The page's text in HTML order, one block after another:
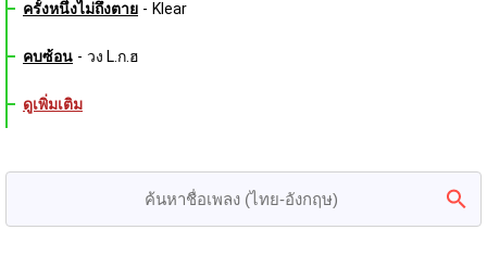
ครั้งหนึ่งไม่ถึงตาย - Klear
คบซ้อน - วง L.ก.ฮ
ดูเพิ่มเติม